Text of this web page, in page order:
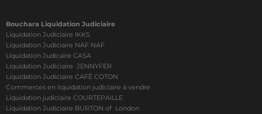
Bouchara Liquidation Judiciaire
Liquidation Judiciaire IKKS
Liquidation Judiciaire NAF NAF
Liquidation Judicaire CASA
Liquidation Judiciaire JENNYFER
Liquidation Judiciaire CAFÉ COTON
Commerces en liquidation judiciaire à vendre
Liquidation judiciaire COURTEPAILLE
Liquidation Judiciaire BURTON of London